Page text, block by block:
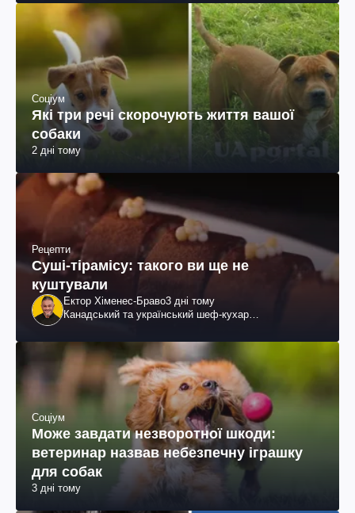
Соціум
Які три речі скорочують життя вашої
собаки
2 дні тому
Рецепти
Суші-тірамісу: такого ви ще не
куштували
Ектор Хіменес-Браво3 дні тому
Канадський та український шеф-кухар
Соціум
Може завдати незворотної шкоди:
ветеринар назвав небезпечну іграшку
для собак
3 дні тому